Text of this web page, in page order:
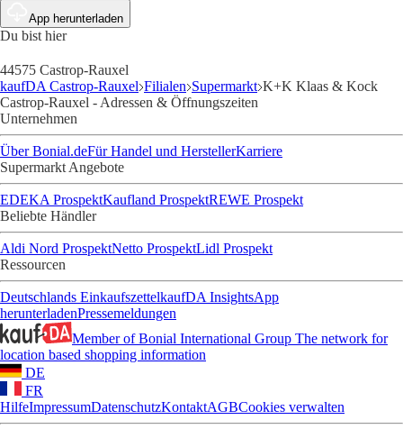
App herunterladen
Du bist hier
44575 Castrop-Rauxel
kaufDA Castrop-Rauxel Filialen Supermarkt K+K Klaas & Kock
Castrop-Rauxel - Adressen & Öffnungszeiten
Unternehmen
Über Bonial.deFür Handel und HerstellerKarriere
Supermarkt Angebote
EDEKA ProspektKaufland ProspektREWE Prospekt
Beliebte Händler
Aldi Nord ProspektNetto ProspektLidl Prospekt
Ressourcen
Deutschlands EinkaufszettelkaufDA InsightsApp
herunterladenPressemeldungen
Member of Bonial International Group The network for
location based shopping information
DE
FR
HilfeImpressumDatenschutzKontaktAGBCookies verwalten